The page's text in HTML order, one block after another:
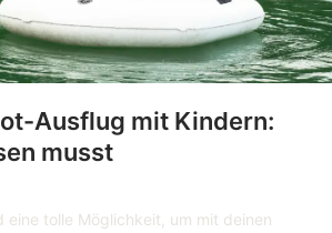
Ausflug mit Kindern:
musst
eine tolle Möglichkeit, um mit deinen